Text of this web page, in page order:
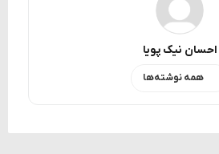
احسان نیک پویا
همه نوشته‌ها